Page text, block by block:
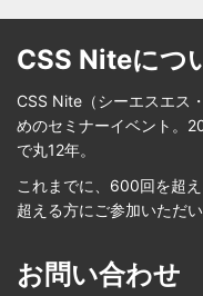
CSS Niteにつ
CSS Nite（シーエスエス
めのセミナーイベント。
で丸12年。
これまでに、600回を超
超える方にご参加いただ
お問い合わせ